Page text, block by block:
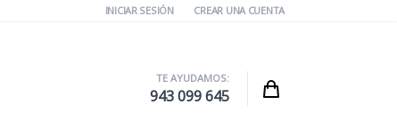
INICIAR SESIÓN CREAR UNA CUENTA
TE AYUDAMOS:
943 099 645 Cart